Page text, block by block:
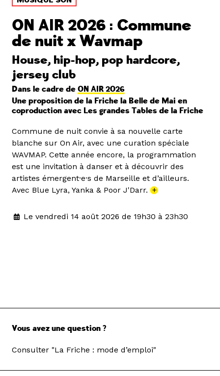
ON AIR 2026 : Commune
de nuit x Wavmap
House, hip-hop, pop hardcore,
jersey club
Dans le cadre de ON AIR 2026
Une proposition de la Friche la Belle de Mai en
coproduction avec Les grandes Tables de la Friche
Commune de nuit convie à sa nouvelle carte
blanche sur On Air, avec une curation spéciale
WAVMAP. Cette année encore, la programmation
est une invitation à danser et à découvrir des
artistes émergent·e·s de Marseille et d’ailleurs.
Avec Blue Lyra, Yanka & Poor J'Darr. +
Le vendredi 14 août 2026 de 19h30 à 23h30
Vous avez une question ?
Consulter "La Friche : mode d’emploi"